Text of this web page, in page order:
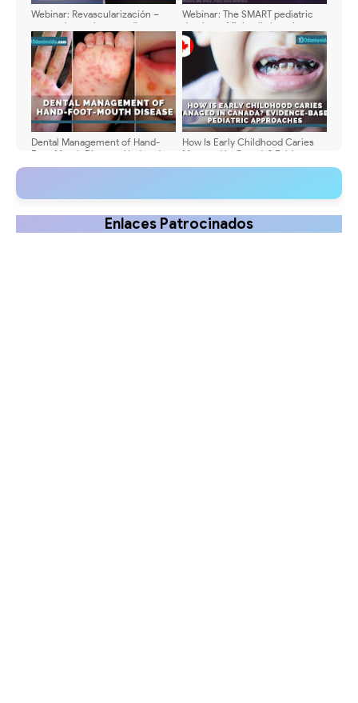
Webinar: Revascularización –
nueva alternativa para dientes
con necrosis pulpar y ápice - Dr.
Clovis Bramante
Webinar: The SMART pediatric
dentistry: Minimally Invasive
Restorative Techniques - Dra.
Jeanette MacLean
Dental Management of Hand-
Foot-Mouth Disease: Updated
Clinical Guide for Dentists
How Is Early Childhood Caries
Managed in Canada? Evidence-
Based Pediatric Approaches
Enlaces Patrocinados